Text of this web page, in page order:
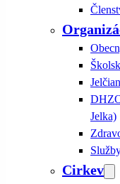
Jelka)
Cirkev